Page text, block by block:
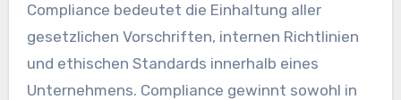
Compliance bedeutet die Einhaltung aller
gesetzlichen Vorschriften, internen Richtlinien
und ethischen Standards innerhalb eines
Unternehmens. Compliance gewinnt sowohl in